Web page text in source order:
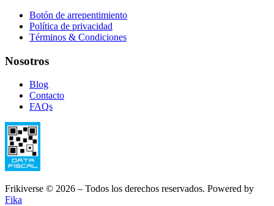
Botón de arrepentimiento
Política de privacidad
Términos & Condiciones
Nosotros
Blog
Contacto
FAQs
Frikiverse © 2026 – Todos los derechos reservados. Powered by
Fika